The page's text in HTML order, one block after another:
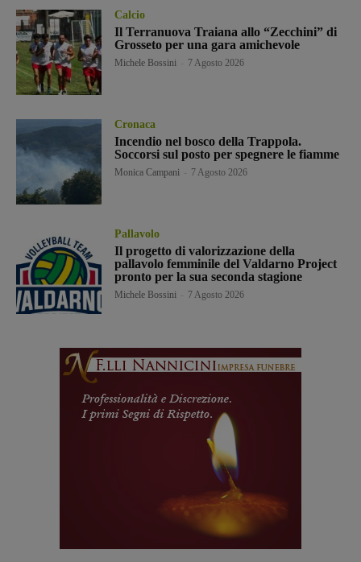
Calcio
Il Terranuova Traiana allo “Zecchini” di
Grosseto per una gara amichevole
Michele Bossini 7 Agosto 2026
Cronaca
Incendio nel bosco della Trappola.
Soccorsi sul posto per spegnere le fiamme
Monica Campani 7 Agosto 2026
Pallavolo
Il progetto di valorizzazione della
pallavolo femminile del Valdarno Project
pronto per la sua seconda stagione
Michele Bossini 7 Agosto 2026